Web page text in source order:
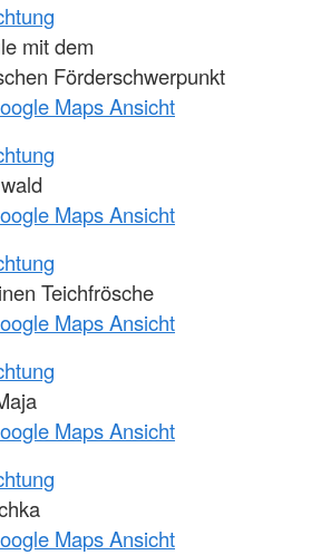
mit dem
Förderschwerpunkt
Maps Ansicht
Maps Ansicht
Teichfrösche
Maps Ansicht
Maps Ansicht
Maps Ansicht